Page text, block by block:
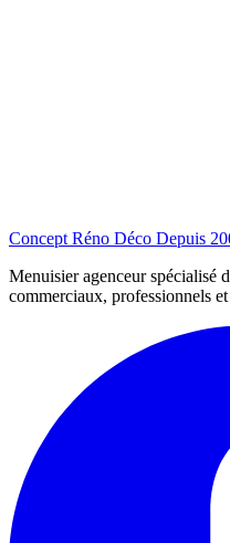
Concept Réno Déco Depuis
Menuisier agenceur spécialisé
commerciaux, professionnels